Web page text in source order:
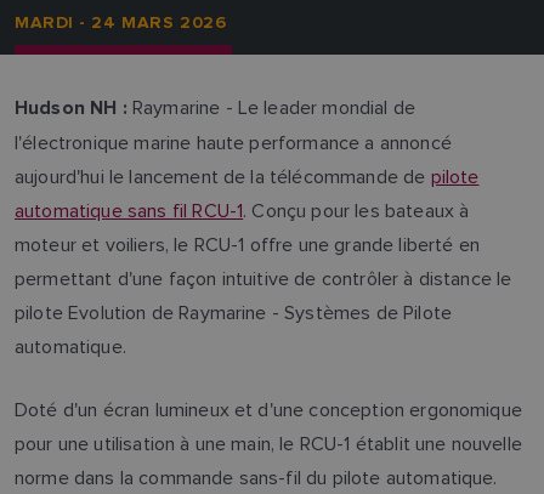
MARDI - 24 MARS 2026
Hudson NH : Raymarine - Le leader mondial de
l'électronique marine haute performance a annoncé
aujourd'hui le lancement de la télécommande de pilote
automatique sans fil RCU-1. Conçu pour les bateaux à
moteur et voiliers, le RCU-1 offre une grande liberté en
permettant d'une façon intuitive de contrôler à distance le
pilote Evolution de Raymarine - Systèmes de Pilote
automatique.
Doté d'un écran lumineux et d'une conception ergonomique
pour une utilisation à une main, le RCU-1 établit une nouvelle
norme dans la commande sans-fil du pilote automatique.